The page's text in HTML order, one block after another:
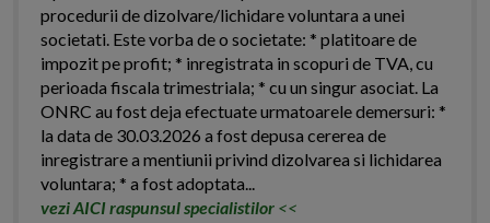
procedurii de dizolvare/lichidare voluntara a unei
societati. Este vorba de o societate: * platitoare de
impozit pe profit; * inregistrata in scopuri de TVA, cu
perioada fiscala trimestriala; * cu un singur asociat. La
ONRC au fost deja efectuate urmatoarele demersuri: *
la data de 30.03.2026 a fost depusa cererea de
inregistrare a mentiunii privind dizolvarea si lichidarea
voluntara; * a fost adoptata...
vezi AICI raspunsul specialistilor <<